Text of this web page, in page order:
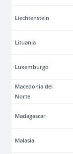
Liechtenstein
Lituania
Luxemburgo
Macedonia del
Norte
Madagascar
Malasia